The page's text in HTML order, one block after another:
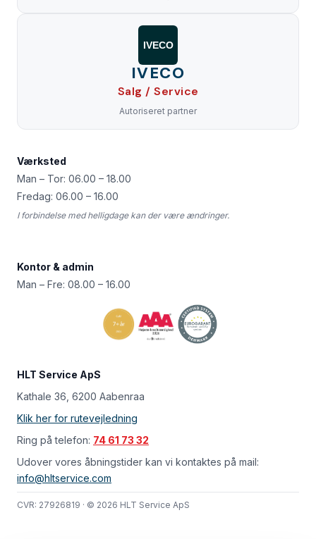
IVECO
IVECO
Salg / Service
Autoriseret partner
Værksted
Man – Tor: 06.00 – 18.00
Fredag: 06.00 – 16.00
I forbindelse med helligdage kan der være ændringer.
Kontor & admin
Man – Fre: 08.00 – 16.00
HLT Service ApS
Kathale 36, 6200 Aabenraa
Klik her for rutevejledning
Ring på telefon: 74 61 73 32
Udover vores åbningstider kan vi kontaktes på mail:
info@hltservice.com
CVR: 27926819 · © 2026 HLT Service ApS